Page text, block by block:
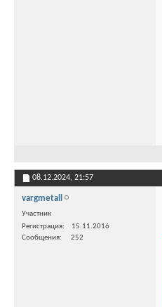
08.12.2024, 21:57
vargmetall
Участник
Регистрация
15.11.2016
Сообщения
252